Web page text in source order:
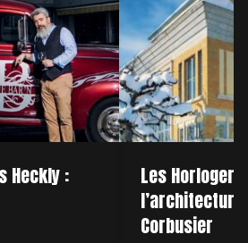
Heckly :
Les
l’architecture
Corbusier